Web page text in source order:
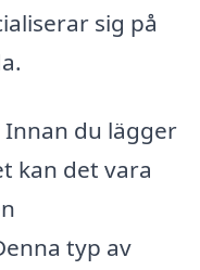
sig på
Innan du lägger
kan det vara
typ av